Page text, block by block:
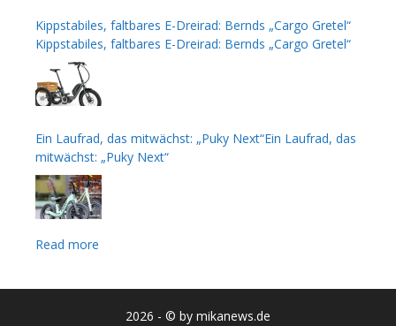
Kippstabiles, faltbares E-Dreirad: Bernds „Cargo Gretel“
Kippstabiles, faltbares E-Dreirad: Bernds „Cargo Gretel“
Ein Laufrad, das mitwächst: „Puky Next“Ein Laufrad, das
mitwächst: „Puky Next“
Read more
2026 - © by mikanews.de